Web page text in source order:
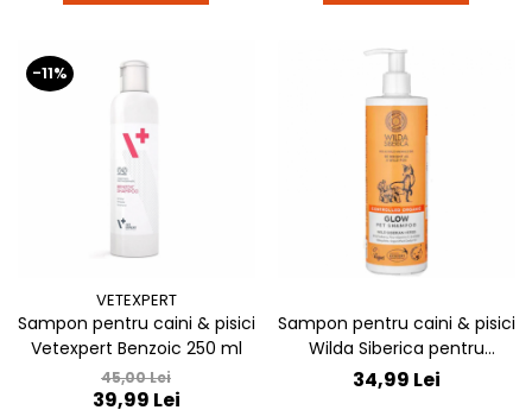
-11%
VETEXPERT
Sampon pentru caini & pisici
Vetexpert Benzoic 250 ml
45,00 Lei
39,99 Lei
Sampon pentru caini & pisici
Wilda Siberica pentru
stralucire 400 ml
34,99 Lei